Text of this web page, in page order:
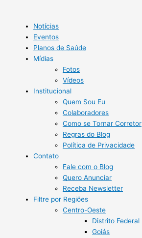
Notícias
Eventos
Planos de Saúde
Mídias
Fotos
Vídeos
Institucional
Quem Sou Eu
Colaboradores
Como se Tornar Corretor
Regras do Blog
Política de Privacidade
Contato
Fale com o Blog
Quero Anunciar
Receba Newsletter
Filtre por Regiões
Centro-Oeste
Distrito Federal
Goiás